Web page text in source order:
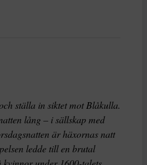
ställa in siktet mot Blåkulla.
lång – i sällskap med
är häxornas natt
ledde till en brutal